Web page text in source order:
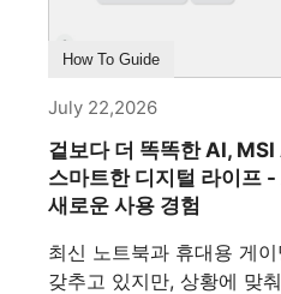
How To Guide
July 22,2026
겉보다 더 똑똑한 AI,
스마트한 디지털 라이프
새로운 사용 경험
최신 노트북과 휴대용 게
갖추고 있지만, 상황에 맞